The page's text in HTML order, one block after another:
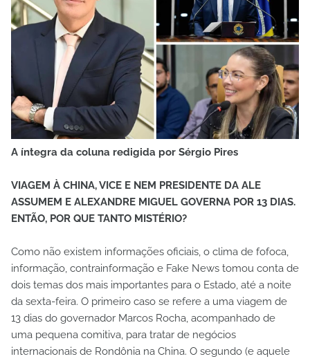
A íntegra da coluna redigida por Sérgio Pires
VIAGEM À CHINA, VICE E NEM PRESIDENTE DA ALE
ASSUMEM E ALEXANDRE MIGUEL GOVERNA POR 13 DIAS.
ENTÃO, POR QUE TANTO MISTÉRIO?
Como não existem informações oficiais, o clima de fofoca,
informação, contrainformação e Fake News tomou conta de
dois temas dos mais importantes para o Estado, até a noite
da sexta-feira. O primeiro caso se refere a uma viagem de
13 dias do governador Marcos Rocha, acompanhado de
uma pequena comitiva, para tratar de negócios
internacionais de Rondônia na China. O segundo (e aquele